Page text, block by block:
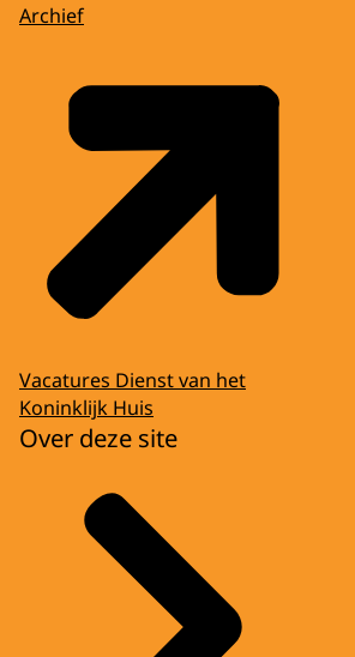
Archief
Vacatures Dienst van het
Koninklijk Huis
Over deze site